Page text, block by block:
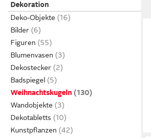
Dekoration
Deko-Objekte
Bilder
Figuren
Blumenvasen
Dekostecker
Badspiegel
Weihnachtskugeln
Wandobjekte
Dekotabletts
Kunstpflanzen